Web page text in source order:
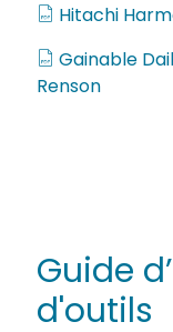
Hitachi
Gainable
Renson
Guide
d'outils